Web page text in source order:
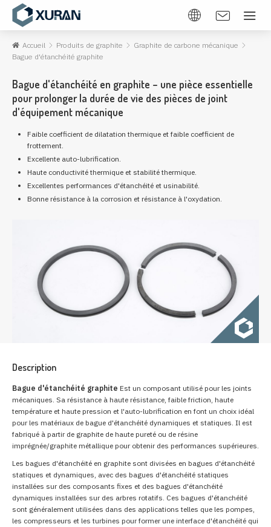
Accueil Produits de graphite
Graphite de carbone mécanique
Bague d'étanchéité graphite
Bague d'étanchéité en graphite – une pièce essentielle
pour prolonger la durée de vie des pièces de joint
d'équipement mécanique
Faible coefficient de dilatation thermique et faible coefficient de
frottement.
Excellente auto-lubrification.
Haute conductivité thermique et stabilité thermique.
Excellentes performances d'étanchéité et usinabilité.
Bonne résistance à la corrosion et résistance à l'oxydation.
Description
Bague d'étanchéité graphite Est un composant utilisé pour les joints
mécaniques. Sa résistance à haute résistance, faible friction, haute
température et haute pression et l'auto-lubrification en font un choix idéal
pour les matériaux de bague d'étanchéité dynamiques et statiques. Il est
fabriqué à partir de graphite de haute pureté ou de résine
imprégnée/graphite métallique pour obtenir des performances supérieures.
Les bagues d'étanchéité en graphite sont divisées en bagues d'étanchéité
statiques et dynamiques, avec des bagues d'étanchéité statiques
installées sur des composants fixes et des bagues d'étanchéité
dynamiques installées sur des arbres rotatifs. Ces bagues d'étanchéité
sont généralement utilisées dans des applications telles que les pompes,
les compresseurs et les turbines pour former une interface d'étanchéité qui